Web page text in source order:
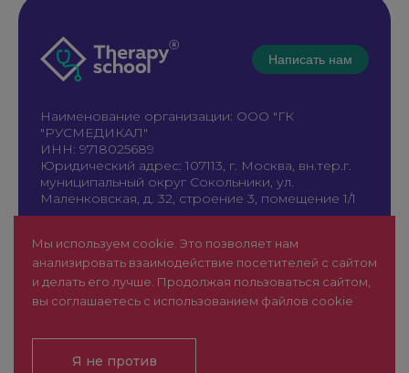
Написать нам
Наименование организации: ООО "ГК
"РУСМЕДИКАЛ"
ИНН: 9718025689
Юридический адрес: 107113, г. Москва, вн.тер.г.
муниципальный округ Сокольники, ул.
Маленковская, д. 32, строение 3, помещение 1/1
+7 961 196-42-49
therapy@rusmedical.ru
О нас
Мероприятия
1 уровень
Лекторы
Новости
FAQ
Сайт для специалистов здравоохранения (18+)
Мы используем cookie. Это позволяет нам
анализировать взаимодействие посетителей с сайтом
и делать его лучше. Продолжая пользоваться сайтом,
вы соглашаетесь с использованием файлов cookie
Я не против